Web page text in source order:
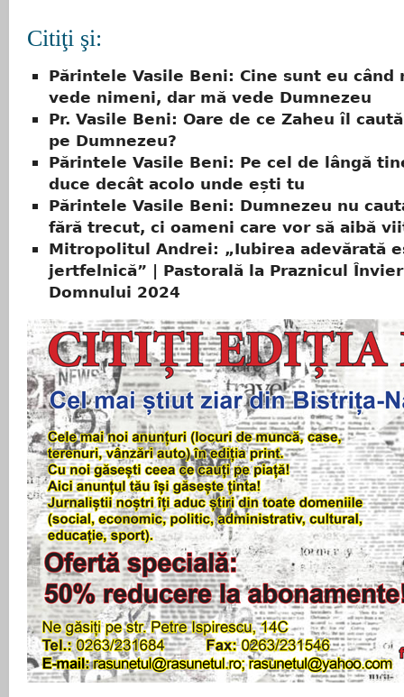
Citiţi şi:
Părintele Vasile Beni: Cine sunt eu când
vede nimeni, dar mă vede Dumnezeu
Pr. Vasile Beni: Oare de ce Zaheu îl
pe Dumnezeu?
Părintele Vasile Beni: Pe cel de lângă
duce decât acolo unde ești tu
Părintele Vasile Beni: Dumnezeu nu
fără trecut, ci oameni care vor să aibă
Mitropolitul Andrei: „Iubirea adevărată
jertfelnică” | Pastorală la Praznicul
Domnului 2024